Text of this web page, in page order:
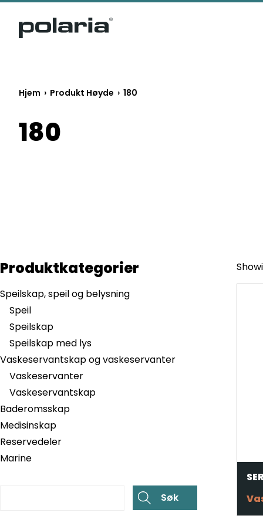
https://polaria.fi/name
Hjem › Produkt Høyde › 180
180
Produktkategorier
Speilskap, speil og belysning
Speil
Speilskap
Speilskap med lys
Vaskeservantskap og vaskeservanter
Vaskeservanter
Vaskeservantskap
Baderomsskap
Medisinskap
Reservedeler
Marine